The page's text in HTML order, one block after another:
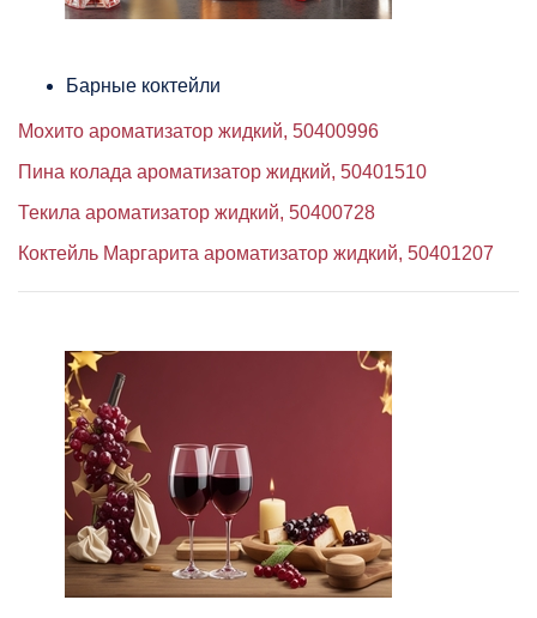
Барные коктейли
Мохито ароматизатор жидкий, 50400996
Пина колада ароматизатор жидкий, 50401510
Текила ароматизатор жидкий, 50400728
Коктейль Маргарита ароматизатор жидкий, 50401207